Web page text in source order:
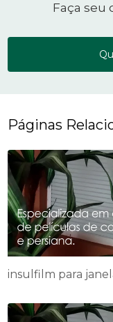
Faça seu
Páginas
insulfilm para